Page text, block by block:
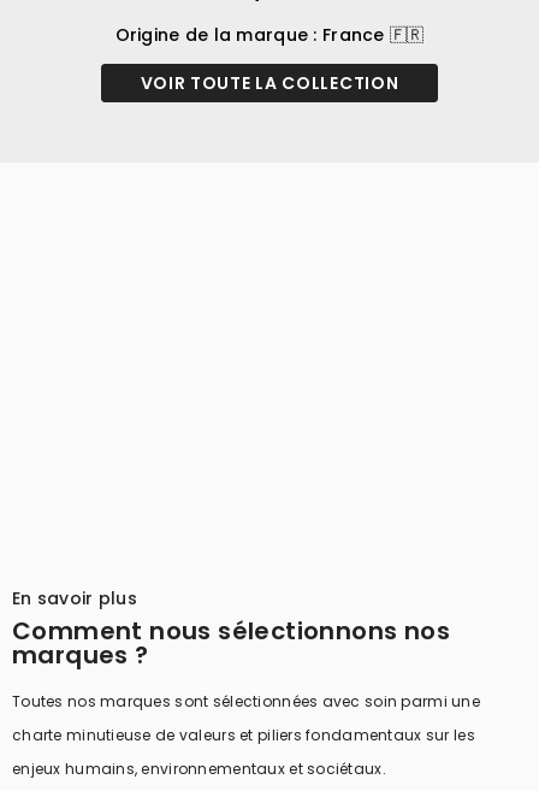
Origine de la marque : France 🇫🇷
VOIR TOUTE LA COLLECTION
En savoir plus
Comment nous sélectionnons nos
marques ?
Toutes nos marques sont sélectionnées avec soin parmi une
charte minutieuse de valeurs et piliers fondamentaux sur les
enjeux humains, environnementaux et sociétaux.